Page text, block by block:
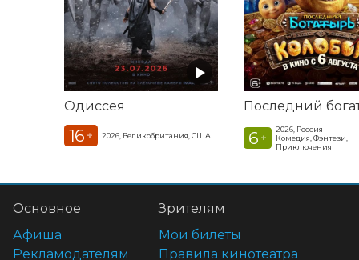
Одиссея
16 + 2026, Великобритания, США 6 +
2026, Россия
Комедия, Фэнтези,
Приключения
Основное
Афиша
Рекламодателям
Зрителям
Мои билеты
Правила кинотеатра